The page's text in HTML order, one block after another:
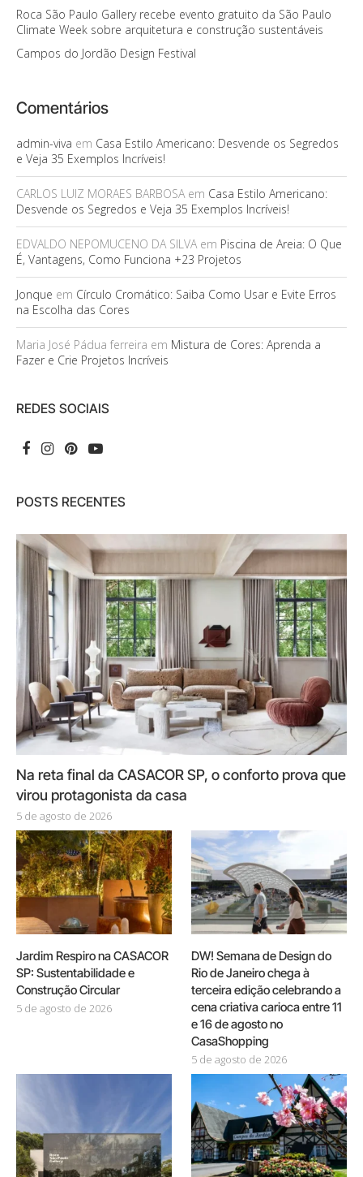
Roca São Paulo Gallery recebe evento gratuito da São Paulo
Climate Week sobre arquitetura e construção sustentáveis
Campos do Jordão Design Festival
Comentários
admin-viva em Casa Estilo Americano: Desvende os Segredos
e Veja 35 Exemplos Incríveis!
CARLOS LUIZ MORAES BARBOSAem Casa Estilo Americano:
Desvende os Segredos e Veja 35 Exemplos Incríveis!
EDVALDO NEPOMUCENO DA SILVAem Piscina de Areia: O Que
É, Vantagens, Como Funciona +23 Projetos
Jonque em Círculo Cromático: Saiba Como Usar e Evite Erros
na Escolha das Cores
Maria José Pádua ferreira em Mistura de Cores: Aprenda a
Fazer e Crie Projetos Incríveis
REDES SOCIAIS
POSTS RECENTES
Na reta final da CASACOR SP, o conforto prova que
virou protagonista da casa
5 de agosto de 2026
Jardim Respiro na CASACOR
SP: Sustentabilidade e
Construção Circular
5 de agosto de 2026
DW! Semana de Design do
Rio de Janeiro chega à
terceira edição celebrando a
cena criativa carioca entre 11
e 16 de agosto no
CasaShopping
5 de agosto de 2026